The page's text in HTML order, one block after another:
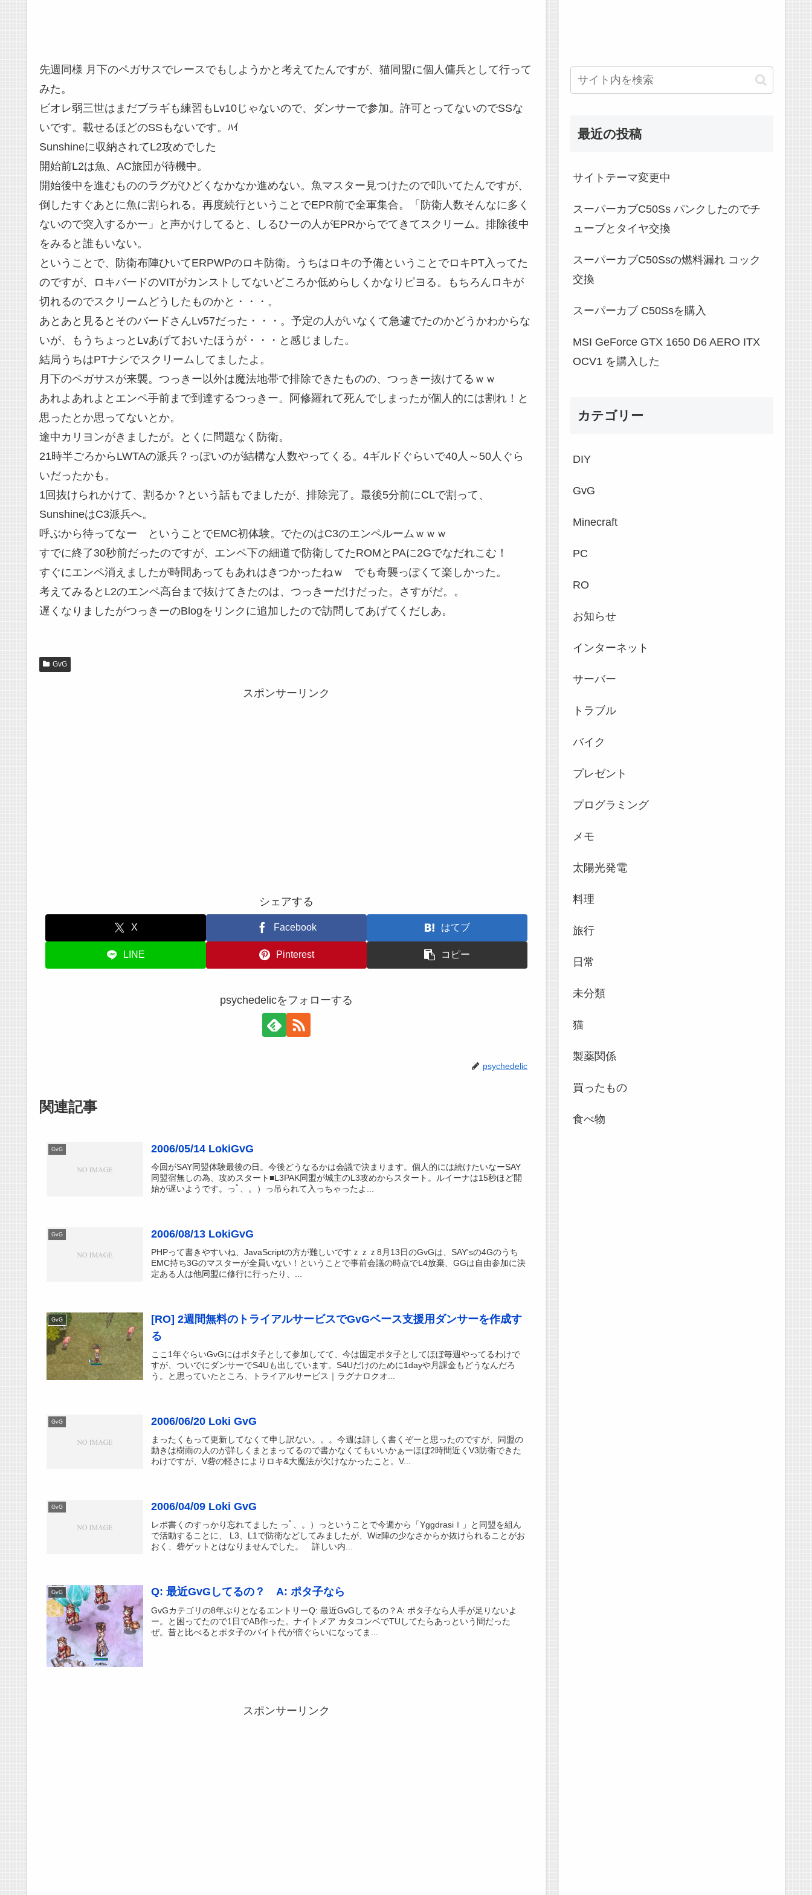
先週同様 月下のペガサスでレースでもしようかと考えてたんですが、猫同盟に個人傭兵として行って
みた。
ビオレ弱三世はまだブラギも練習もLv10じゃないので、ダンサーで参加。許可とってないのでSSな
いです。載せるほどのSSもないです。ﾊｲ
Sunshineに収納されてL2攻めでした
開始前L2は魚、AC旅団が待機中。
開始後中を進むもののラグがひどくなかなか進めない。魚マスター見つけたので叩いてたんですが、
倒したすぐあとに魚に割られる。再度続行ということでEPR前で全軍集合。「防衛人数そんなに多く
ないので突入するかー」と声かけしてると、しるひーの人がEPRからでてきてスクリーム。排除後中
をみると誰もいない。
ということで、防衛布陣ひいてERPWPのロキ防衛。うちはロキの予備ということでロキPT入ってた
のですが、ロキバードのVITがカンストしてないどころか低めらしくかなりピヨる。もちろんロキが
切れるのでスクリームどうしたものかと・・・。
あとあと見るとそのバードさんLv57だった・・・。予定の人がいなくて急遽でたのかどうかわからな
いが、もうちょっとLvあげておいたほうが・・・と感じました。
結局うちはPTナシでスクリームしてましたよ。
月下のペガサスが来襲。つっきー以外は魔法地帯で排除できたものの、つっきー抜けてるｗｗ
あれよあれよとエンペ手前まで到達するつっきー。阿修羅れて死んでしまったが個人的には割れ！と
思ったとか思ってないとか。
途中カリヨンがきましたが。とくに問題なく防衛。
21時半ごろからLWTAの派兵？っぽいのが結構な人数やってくる。4ギルドぐらいで40人～50人ぐら
いだったかも。
1回抜けられかけて、割るか？という話もでましたが、排除完了。最後5分前にCLで割って、
SunshineはC3派兵へ。
呼ぶから待ってなー ということでEMC初体験。でたのはC3のエンペルームｗｗｗ
すでに終了30秒前だったのですが、エンペ下の細道で防衛してたROMとPAに2Gでなだれこむ！
すぐにエンペ消えましたが時間あってもあれはきつかったねｗ でも奇襲っぽくて楽しかった。
考えてみるとL2のエンペ高台まで抜けてきたのは、つっきーだけだった。さすがだ。。
遅くなりましたがつっきーのBlogをリンクに追加したので訪問してあげてくだしあ。
GvG
スポンサーリンク
シェアする
X Facebook はてブ
LINE Pinterest コピー
psychedelicをフォローする
psychedelic
関連記事
GvG 2006/05/14 LokiGvG
今回がSAY同盟体験最後の日。今後どうなるかは会議で決まります。個人的には続けたいなーSAY
同盟宿無しの為、攻めスタート■L3PAK同盟が城主のL3攻めからスタート。ルイーナは15秒ほど開
始が遅いようです。っﾟ、。）っ吊られて入っちゃったよ...
GvG 2006/08/13 LokiGvG
PHPって書きやすいね、JavaScriptの方が難しいですｚｚｚ8月13日のGvGは、SAY'sの4Gのうち
EMC持ち3Gのマスターが全員いない！ということで事前会議の時点でL4放棄、GGは自由参加に決
定ある人は他同盟に修行に行ったり、...
GvG
[RO] 2週間無料のトライアルサービスでGvGベース支援用ダンサーを作成す
る
ここ1年ぐらいGvGにはポタ子として参加してて、今は固定ポタ子としてほぼ毎週やってるわけで
すが、ついでにダンサーでS4Uも出しています。S4Uだけのために1dayや月課金もどうなんだろ
う。と思っていたところ、トライアルサービス｜ラグナロクオ...
GvG 2006/06/20 Loki GvG
まったくもって更新してなくて申し訳ない。。。今週は詳しく書くぞーと思ったのですが、同盟の
動きは樹雨の人のが詳しくまとまってるので書かなくてもいいかぁーほぼ2時間近くV3防衛できた
わけですが、V砦の軽さによりロキ&大魔法が欠けなかったこと。V...
GvG 2006/04/09 Loki GvG
レポ書くのすっかり忘れてました っﾟ、。）っということで今週から「Yggdrasiｌ」と同盟を組ん
で活動することに、 L3、L1で防衛などしてみましたが、Wiz陣の少なさからか抜けられることがお
おく、砦ゲットとはなりませんでした。 詳しい内...
GvG Q: 最近GvGしてるの？ A: ポタ子なら
GvGカテゴリの8年ぶりとなるエントリーQ: 最近GvGしてるの？A: ポタ子なら人手が足りないよ
ー。と困ってたので1日でAB作った。ナイトメア カタコンベでTUしてたらあっという間だった
ぜ。昔と比べるとポタ子のバイト代が倍ぐらいになってま...
スポンサーリンク
最近の投稿
サイトテーマ変更中
スーパーカブC50Ss パンクしたのでチ
ューブとタイヤ交換
スーパーカブC50Ssの燃料漏れ コック
交換
スーパーカブ C50Ssを購入
MSI GeForce GTX 1650 D6 AERO ITX
OCV1 を購入した
カテゴリー
DIY
GvG
Minecraft
PC
RO
お知らせ
インターネット
サーバー
トラブル
バイク
プレゼント
プログラミング
メモ
太陽光発電
料理
旅行
日常
未分類
猫
製薬関係
買ったもの
食べ物